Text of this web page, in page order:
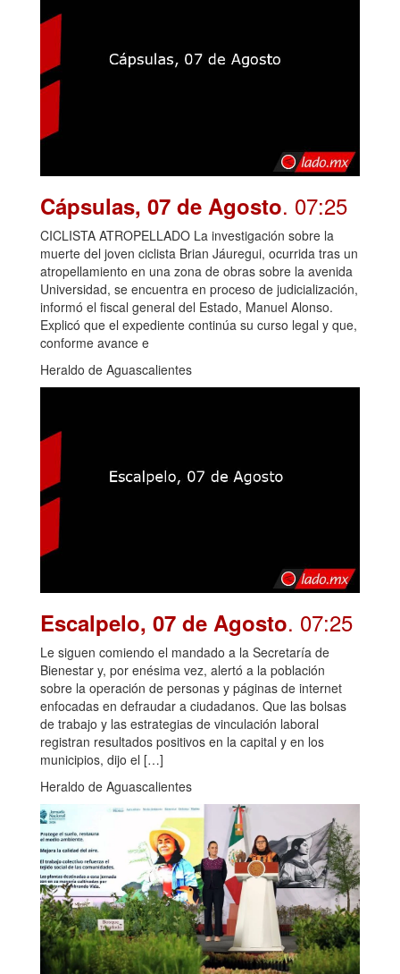
Cápsulas, 07 de Agosto. 07:25
CICLISTA ATROPELLADO La investigación sobre la
muerte del joven ciclista Brian Jáuregui, ocurrida tras un
atropellamiento en una zona de obras sobre la avenida
Universidad, se encuentra en proceso de judicialización,
informó el fiscal general del Estado, Manuel Alonso.
Explicó que el expediente continúa su curso legal y que,
conforme avance e
Heraldo de Aguascalientes
Escalpelo, 07 de Agosto. 07:25
Le siguen comiendo el mandado a la Secretaría de
Bienestar y, por enésima vez, alertó a la población
sobre la operación de personas y páginas de internet
enfocadas en defraudar a ciudadanos. Que las bolsas
de trabajo y las estrategias de vinculación laboral
registran resultados positivos en la capital y en los
municipios, dijo el […]
Heraldo de Aguascalientes